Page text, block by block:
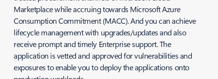
Marketplace while accruing towards Microsoft Azure
Consumption Commitment (MACC). And you can achieve
lifecycle management with upgrades/updates and also
receive prompt and timely Enterprise support. The
application is vetted and approved for vulnerabilities and
exposures to enable you to deploy the applications onto